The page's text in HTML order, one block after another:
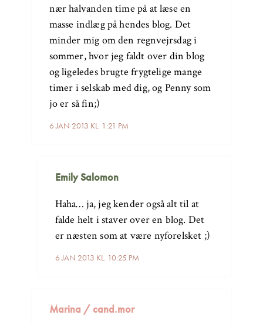
6 JAN 2013 KL. 1:21 PM
nær halvanden time på at læse en
masse indlæg på hendes blog. Det
minder mig om den regnvejrsdag i
sommer, hvor jeg faldt over din blog
og ligeledes brugte frygtelige mange
timer i selskab med dig, og Penny som
jo er så fin;)
Emily Salomon
6 JAN 2013 KL. 10:25 PM
Haha… ja, jeg kender også alt til at
falde helt i staver over en blog. Det
er næsten som at være nyforelsket ;)
Marina / cand.mor